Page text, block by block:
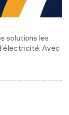
solutions les
Avec